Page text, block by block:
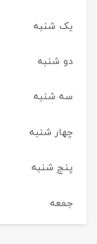
یک شنبه
دو شنبه
سه شنبه
چهار شنبه
پنج شنبه
جمعه